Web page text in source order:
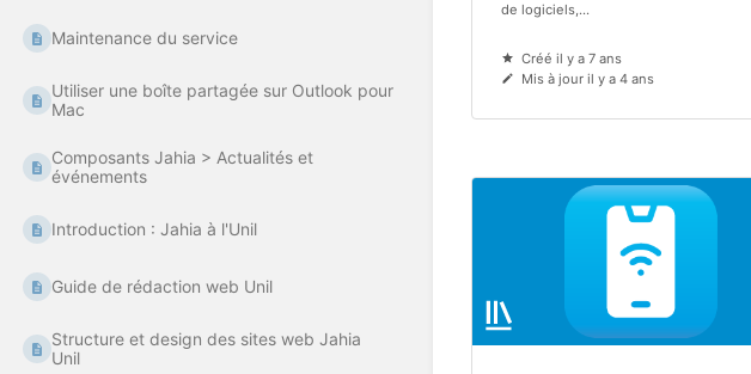
Maintenance du service
Utiliser une boîte partagée sur Outlook pour
Mac
Composants Jahia > Actualités et
événements
Introduction : Jahia à l'Unil
Guide de rédaction web Unil
Structure et design des sites web Jahia
Unil
de logiciels,...
Créé il y a 7 ans
Mis à jour il y a 4 ans